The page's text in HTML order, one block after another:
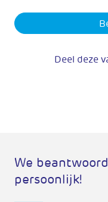
Deel deze
We
persoonlijk!